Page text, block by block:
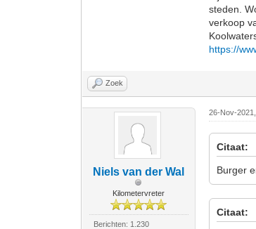
steden.
verkoop
https://
Zoek
Niels van der Wal
Kilometervreter
Berichten: 1.230
26-Nov-
Citaat:
Burger
Citaat: